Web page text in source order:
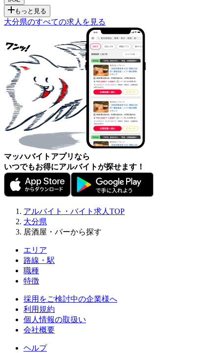
もっと見る
大分県のすべての求人を見る
マッハバイトアプリなら
いつでもお得にアルバイトが探せます！
アルバイト・バイト求人TOP
大分県
居酒屋・バーから探す
エリア
路線・駅
職種
特徴
採用をご検討中の企業様へ
利用規約
個人情報の取扱い
会社概要
ヘルプ